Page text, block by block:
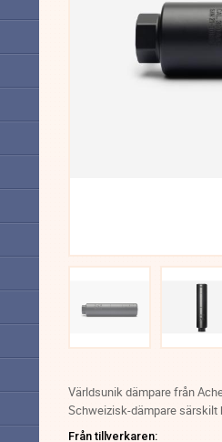
Världsunik dämpare från
Schweizisk-dämpare särskilt
Från tillverkaren: